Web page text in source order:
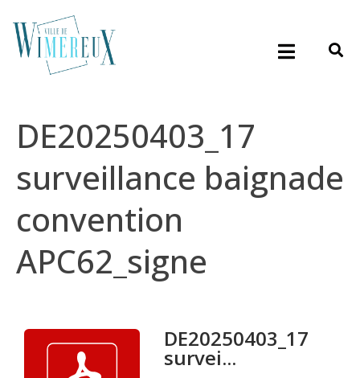
DE20250403_17
surveillance baignade
convention
APC62_signe
DE20250403_17
survei...